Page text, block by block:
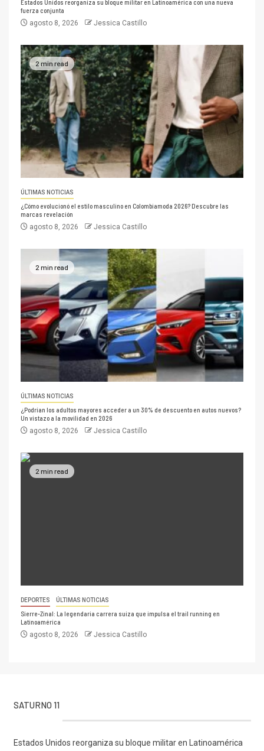
Estados Unidos reorganiza su bloque militar en Latinoamérica con una nueva
fuerza conjunta
agosto 8, 2026 Jessica Castillo
2 min read
ÚLTIMAS NOTICIAS
¿Cómo evolucionó el estilo masculino en Colombiamoda 2026? Descubre las
marcas revelación
agosto 8, 2026 Jessica Castillo
2 min read
ÚLTIMAS NOTICIAS
¿Podrían los adultos mayores acceder a un 30% de descuento en autos nuevos?
Un vistazo a la movilidad en 2026
agosto 8, 2026 Jessica Castillo
2 min read
DEPORTES ÚLTIMAS NOTICIAS
Sierre-Zinal: La legendaria carrera suiza que impulsa el trail running en
Latinoamérica
agosto 8, 2026 Jessica Castillo
SATURNO 11
Estados Unidos reorganiza su bloque militar en Latinoamérica